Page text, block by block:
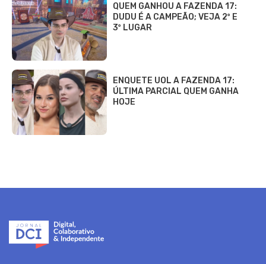
QUEM GANHOU A FAZENDA 17:
DUDU É A CAMPEÃO; VEJA 2º E
3º LUGAR
ENQUETE UOL A FAZENDA 17:
ÚLTIMA PARCIAL QUEM GANHA
HOJE